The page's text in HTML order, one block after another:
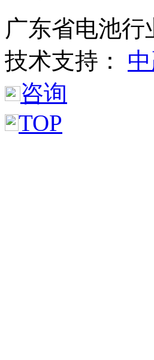
广东省电池
技术支持：
咨询
TOP